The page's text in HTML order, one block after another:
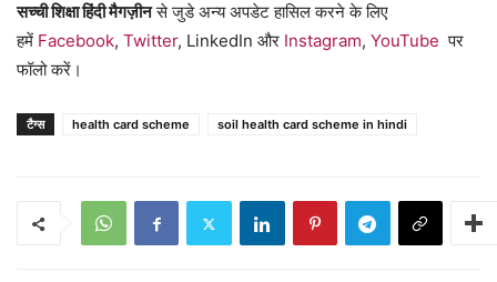
सच्ची शिक्षा हिंदी मैगज़ीनसे जुडे अन्य अपडेट हासिल करने के लिए
हमें Facebook, Twitter, LinkedIn और Instagram, YouTube पर
फॉलो करें।
टैग्स health card scheme soil health card scheme in hindi